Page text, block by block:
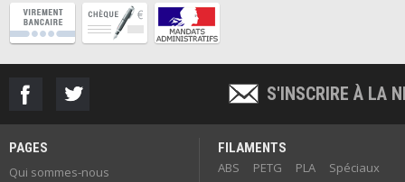
S'INSCRIRE À LA
PAGES
Qui sommes-nous
FILAMENTS
ABS
PETG PLA
Spéciaux